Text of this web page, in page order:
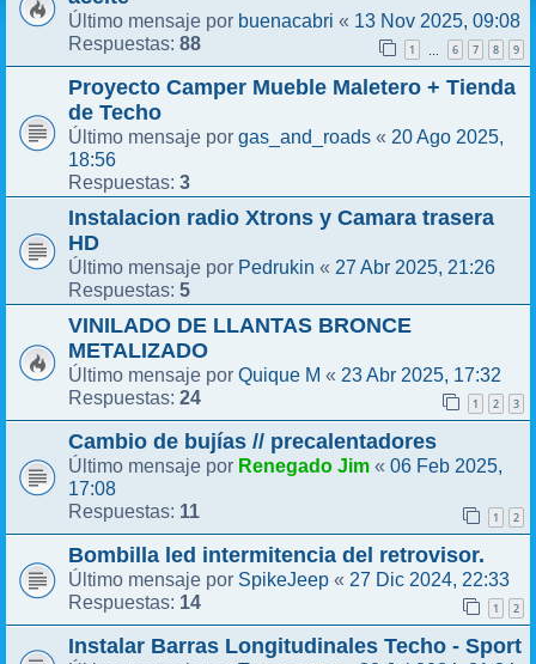
Último mensaje por buenacabri « 13 Nov 2025, 09:08
Respuestas: 88 1 6 7 8 9
Proyecto Camper Mueble Maletero + Tienda
de Techo
Último mensaje por gas_and_roads « 20 Ago 2025,
18:56
Respuestas: 3
Instalacion radio Xtrons y Camara trasera
HD
Último mensaje por Pedrukin « 27 Abr 2025, 21:26
Respuestas: 5
VINILADO DE LLANTAS BRONCE
METALIZADO
Último mensaje por Quique M « 23 Abr 2025, 17:32
Respuestas: 24 1 2 3
Cambio de bujías // precalentadores
Último mensaje por Renegado Jim « 06 Feb 2025,
17:08
Respuestas: 11 1 2
Bombilla led intermitencia del retrovisor.
Último mensaje por SpikeJeep « 27 Dic 2024, 22:33
Respuestas: 14 1 2
Instalar Barras Longitudinales Techo - Sport